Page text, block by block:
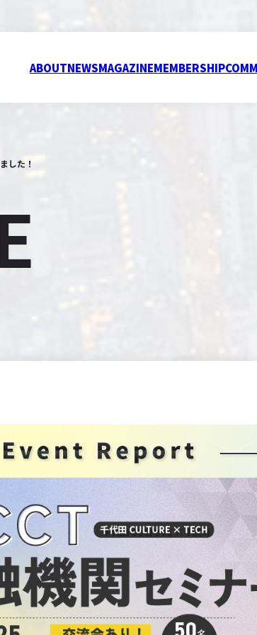
ABOUTNEWSMAGAZINEMEMBERSHIP
した！